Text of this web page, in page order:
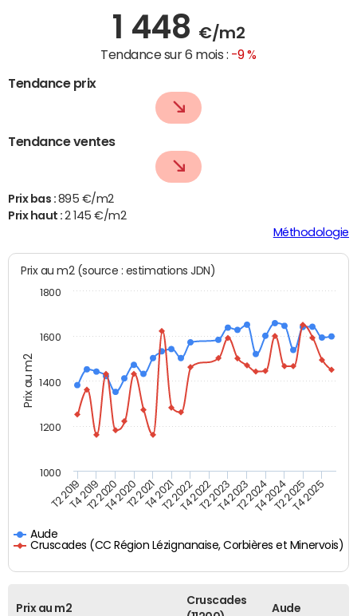
1 448 €/m2
Tendance sur 6 mois : -9 %
Tendance prix
Tendance ventes
Prix bas : 895 €/m2
Prix haut :2 145 €/m2
Méthodologie
Prix au m2
Prix au m2 (source : estimations JDN)
Aude
Cruscades (CC Région Lézignanaise, Corbières et Minervois)
T2 2019T4 2019T2 2020T4 2020T2 2021T4 2021T2 2022T4 2022T2 2023T4 2023T2 2024T4 2024T2 2025T4 2025
1000
1200
1400
1600
1800
Prix au m2
Cruscades
Aude